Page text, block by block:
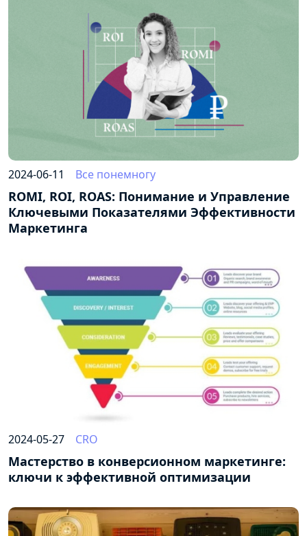
2024-06-11 Все понемногу
ROMI, ROI, ROAS: Понимание и Управление
Ключевыми Показателями Эффективности
Маркетинга
2024-05-27 CRO
Мастерство в конверсионном маркетинге:
ключи к эффективной оптимизации